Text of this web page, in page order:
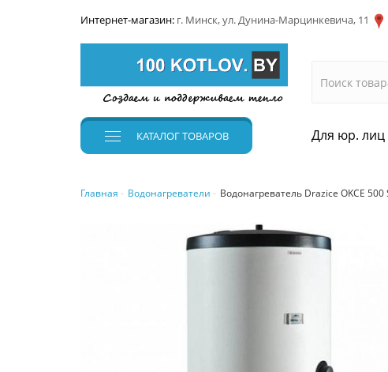
Интернет-магазин: г. Минск, ул. Дунина-Марцинкевича, 11
КАТАЛОГТОВАРОВ Для юр. лиц
Главная Водонагреватели Водонагреватель Drazice OKCE 500